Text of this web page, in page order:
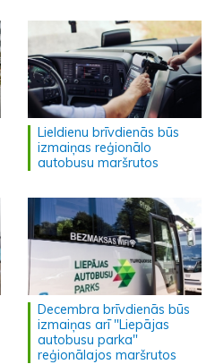
Lieldienu brīvdienās būs
izmaiņas reģionālo
autobusu maršrutos
Decembra brīvdienās būs
izmaiņas arī "Liepājas
autobusu parka"
reģionālajos maršrutos